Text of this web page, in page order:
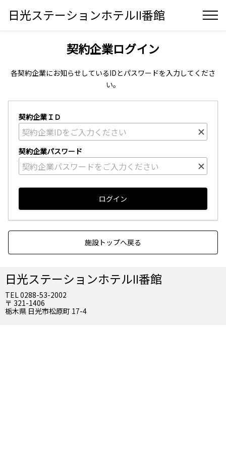
日光ステーションホテルⅡ番館
契約企業ログイン
各契約企業にお知らせしているIDとパスワードを入力してくださ
い。
契約企業ＩＤ
契約企業パスワード
ログイン
施設トップへ戻る
日光ステーションホテルⅡ番館
TEL 0288-53-2002
〒 321-1406
栃木県 日光市松原町 17-4